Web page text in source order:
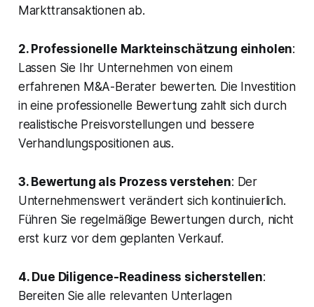
Markttransaktionen ab.
2. Professionelle Markteinschätzung einholen:
Lassen Sie Ihr Unternehmen von einem
erfahrenen M&A-Berater bewerten. Die Investition
in eine professionelle Bewertung zahlt sich durch
realistische Preisvorstellungen und bessere
Verhandlungspositionen aus.
3. Bewertung als Prozess verstehen: Der
Unternehmenswert verändert sich kontinuierlich.
Führen Sie regelmäßige Bewertungen durch, nicht
erst kurz vor dem geplanten Verkauf.
4. Due Diligence-Readiness sicherstellen:
Bereiten Sie alle relevanten Unterlagen